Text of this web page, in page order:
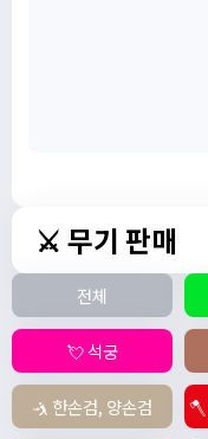
⚔️ 무기 판매
전체
💘 석궁
🤺 한손검, 양손검